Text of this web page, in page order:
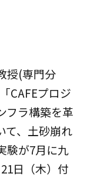
授(専門分
CAFEプロジ
フラ構築を革
て、土砂崩れ
験が7月に九
日（木）付